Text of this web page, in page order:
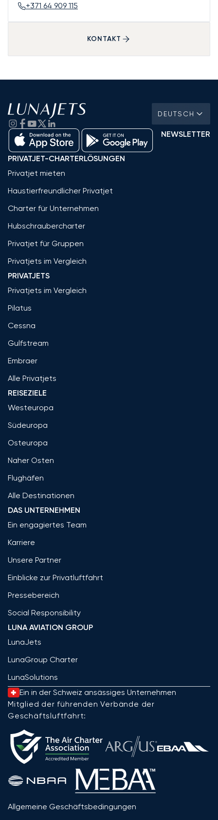
+371 64 909 115
KONTAKT
DEUTSCH
NEWSLETTER
PRIVATJET-CHARTERLÖSUNGEN
Privatjet mieten
Haustierfreundlicher Privatjet
Charter für Unternehmen
Hubschraubercharter
Privatjet für Gruppen
Privatjets im Vergleich
PRIVATJETS
Privatjets im Vergleich
Pilatus
Cessna
Gulfstream
Embraer
Alle Privatjets
REISEZIELE
Westeuropa
Südeuropa
Osteuropa
Naher Osten
Flughäfen
Alle Destinationen
DAS UNTERNEHMEN
Ein engagiertes Team
Karriere
Unsere Partner
Einblicke zur Privatluftfahrt
Pressebereich
Social Responsibility
LUNA AVIATION GROUP
LunaJets
LunaGroup Charter
LunaSolutions
Ein in der Schweiz ansässiges Unternehmen
Mitglied der führenden Verbände der
Geschäftsluftfahrt:
Allgemeine Geschäftsbedingungen